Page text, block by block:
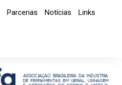
Parcerias Notícias
Links